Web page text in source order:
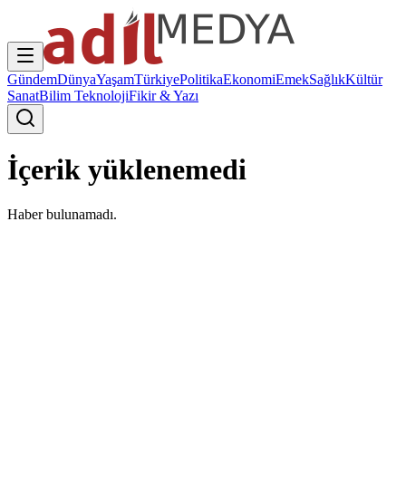
GündemDünyaYaşamTürkiyePolitikaEkonomiEmekSağlıkKültür
SanatBilim TeknolojiFikir & Yazı
İçerik yüklenemedi
Haber bulunamadı.